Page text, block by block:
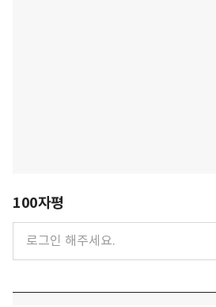
100자평